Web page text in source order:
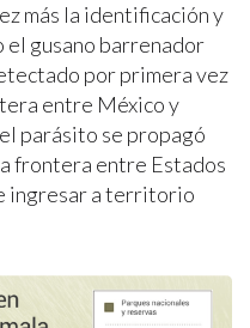
más la identificación y
el gusano barrenador
por primera vez
entre México y
parásito se propagó
frontera entre Estados
ingresar a territorio